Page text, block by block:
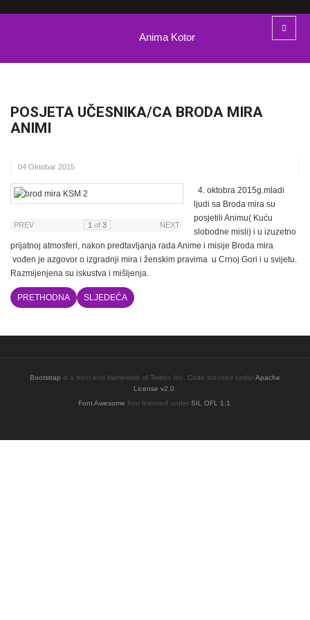
Anima Kotor
POSJETA UČESNIKA/CA BRODA MIRA
ANIMI
04 Oktobar 2015
PREV 1 of 3 NEXT
4. oktobra 2015g.mladi
ljudi sa Broda mira su
posjetili Animu( Kuću
slobodne misli) i u izuzetno
prijatnoj atmosferi, nakon predtavljanja rada Anime i misije Broda mira
vođen je azgovor o izgradnji mira i ženskim pravima u Crnoj Gori i u svijetu.
Razmijenjena su iskustva i mišljenja.
PRETHODNA SLJEDEĆA
Bootstrap is a front-end framework of Twitter, Inc. Code licensed underApache
License v2.0
Font Awesome font licensed under SIL OFL 1.1